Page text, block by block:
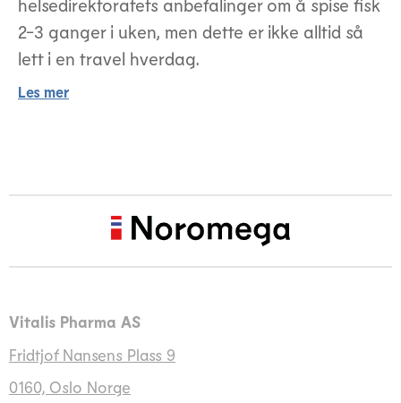
helsedirektoratets anbefalinger om å spise fisk
2-3 ganger i uken, men dette er ikke alltid så
lett i en travel hverdag.
Les mer
Vitalis Pharma AS
Fridtjof Nansens Plass 9
0160, Oslo Norge